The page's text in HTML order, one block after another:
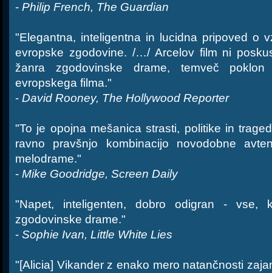
- Philip French, The Guardian
"Elegantna, inteligentna in lucidna pripoved o
evropske zgodovine. /…/ Arcelov film ni
žanra zgodovinske drame, temveč
evropskega filma."
- David Rooney, The Hollywood Reporter
"To je opojna mešanica strasti, politike in
ravno pravšnjo kombinacijo novodobne
melodrame."
- Mike Goodridge, Screen Daily
"Napet, inteligenten, dobro odigran -
zgodovinske drame."
- Sophie Ivan, Little White Lies
"[Alicia] Vikander z enako mero natančnosti